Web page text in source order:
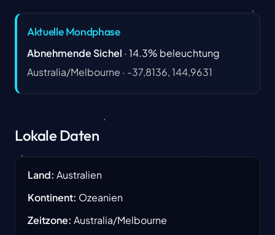
Aktuelle Mondphase
Abnehmende Sichel · 14.3% beleuchtung
Australia/Melbourne · -37,8136, 144,9631
Lokale Daten
Land: Australien
Kontinent: Ozeanien
Zeitzone: Australia/Melbourne